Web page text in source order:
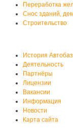
Переработка
Снос зданий,
Строительство
История
Деятельность
Партнёры
Лицензии
Вакансии
Информация
Новости
Карта сайта